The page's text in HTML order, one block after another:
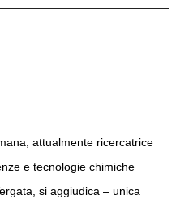
attualmente ricercatrice
e tecnologie chimiche
si aggiudica – unica